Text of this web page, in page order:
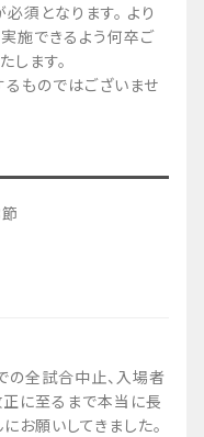
須となります。 より
施できるよう何卒ご
します。
ものではございませ
の全試合中止、入場者
正に至るまで本当に長
お願いしてきました。